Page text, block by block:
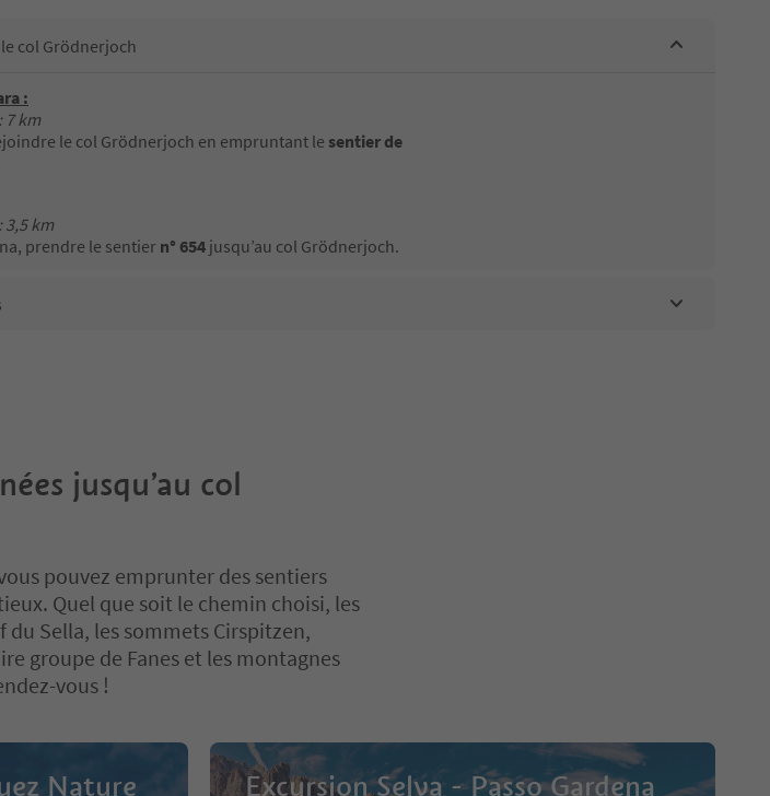
col Grödnerjoch
:
7 km
le col Grödnerjoch en empruntant le sentier de
3,5 km
prendre le sentier n° 654 jusqu’au col Grödnerjoch.
jusqu’au col
pouvez emprunter des sentiers
Quel que soit le chemin choisi, les
Sella, les sommets Cirspitzen,
groupe de Fanes et les montagnes
vous !
Nature
Excursion Selva - Passo Gardena